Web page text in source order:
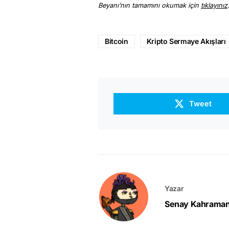
Beyanı’nın tamamını okumak için tıklayınız.
Bitcoin Kripto Sermaye Akışları
Tweet
Yazar
Senay